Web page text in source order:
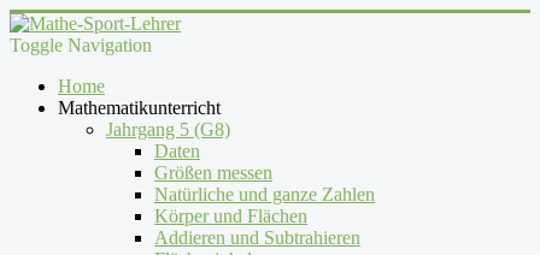
Toggle Navigation
Home
Mathematikunterricht
Jahrgang 5 (G8)
Daten
Größen messen
Natürliche und ganze Zahlen
Körper und Flächen
Addieren und Subtrahieren